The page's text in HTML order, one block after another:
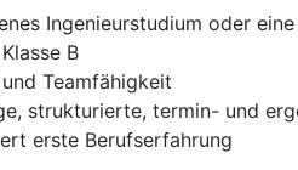
Ingenieurstudium oder
B
Teamfähigkeit
strukturierte, termin- und
erste Berufserfahrung